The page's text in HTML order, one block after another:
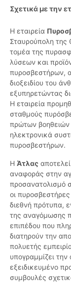
Σχετικά με την
Η εταιρεία
Σταυρούπολη της
τομέα της
λύσεων και
πυροσβεστήρων,
διοξειδίου του
εξυπηρετώντας
Η εταιρεία
σταθμούς
πρώτων βοηθειών
ηλεκτρονικά
πυροσβεστήρων.
Η Άτλας
αναφοράς στην
προσανατολισμό
οι
διεθνή πρότυπα,
της αναγόμωσης
επιπέδου που
διατηρούν την
πολυετής
υπογραμμίζει την
εξειδικευμένο
συμβουλές